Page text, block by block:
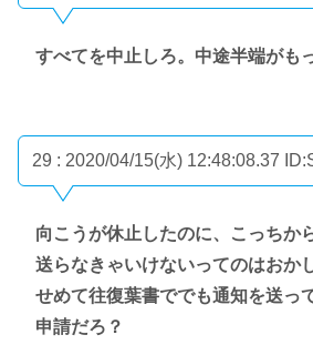
すべてを中止しろ。中途半端がも
29 : 2020/04/15(水) 12:48:08.37
向こうが休止したのに、こっちか
送らなきゃいけないってのはおか
せめて往復葉書ででも通知を送っ
申請だろ？